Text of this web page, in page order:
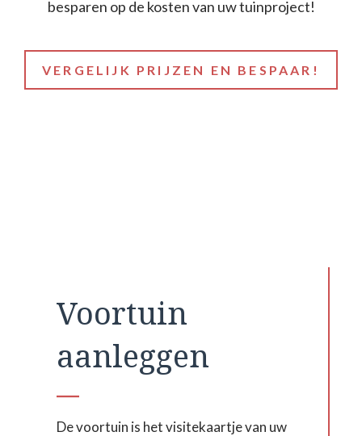
besparen op de kosten van uw tuinproject!
VERGELIJK PRIJZEN EN BESPAAR!
Voortuin
aanleggen
De voortuin is het visitekaartje van uw